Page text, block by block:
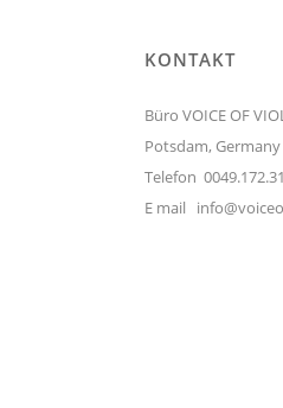
KONTAKT
Büro VOICE OF
Potsdam, Germany
Telefon
E mail